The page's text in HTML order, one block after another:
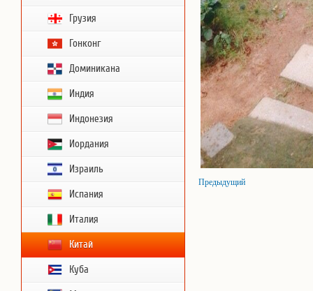
Грузия
Гонконг
Доминикана
Индия
Индонезия
Иордания
Израиль
Испания
Италия
Китай
Куба
Предыдущий